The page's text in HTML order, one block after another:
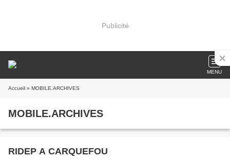
Publicité
MENU
Accueil » MOBILE.ARCHIVES
MOBILE.ARCHIVES
RIDEP A CARQUEFOU